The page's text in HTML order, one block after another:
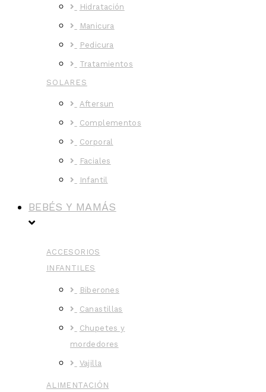
Hidratación
Manicura
Pedicura
Tratamientos
SOLARES
Aftersun
Complementos
Corporal
Faciales
Infantil
BEBÉS Y MAMÁS
ACCESORIOS
INFANTILES
Biberones
Canastillas
Chupetes y
mordedores
Vajilla
ALIMENTACIÓN